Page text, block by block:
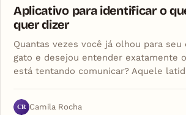
Aplicativo para identificar o
quer dizer
Quantas vezes você já olhou para seu
gato e desejou entender exatamente
está tentando comunicar? Aquele
CR Camila Rocha